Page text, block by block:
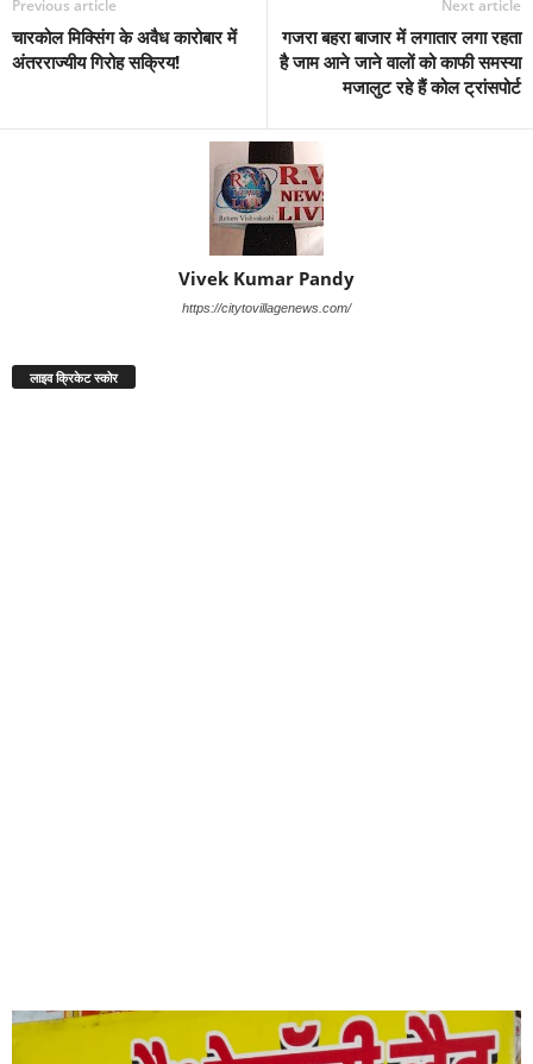
Previous article
चारकोल मिक्सिंग के अवैध कारोबार में
अंतरराज्यीय गिरोह सक्रिय!
Next article
गजरा बहरा बाजार में लगातार लगा रहता
है जाम आने जाने वालों को काफी समस्या
मजालुट रहे हैं कोल ट्रांसपोर्ट
Vivek Kumar Pandy
https://citytovillagenews.com/
लाइव क्रिकेट स्कोर